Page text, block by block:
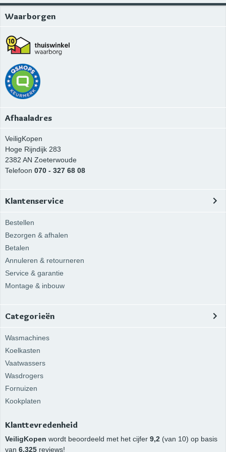
Waarborgen
Afhaaladres
VeiligKopen
Hoge Rijndijk 283
2382 AN Zoeterwoude
Telefoon 070 - 327 68 08
Klantenservice
Bestellen
Bezorgen & afhalen
Betalen
Annuleren & retourneren
Service & garantie
Montage & inbouw
Categorieën
Wasmachines
Koelkasten
Vaatwassers
Wasdrogers
Fornuizen
Kookplaten
Klanttevredenheid
VeiligKopen wordt beoordeeld met het cijfer 9,2 (van 10) op basis
van 6.325 reviews!